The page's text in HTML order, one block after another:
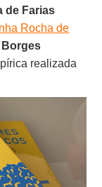
de Farias
Rocha de
realizada